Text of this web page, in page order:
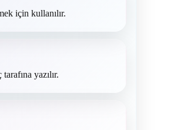
için kullanılır.
yazılır.